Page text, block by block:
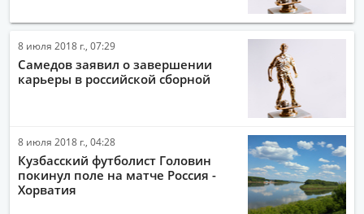
8 июля 2018 г., 07:29
Самедов заявил о завершении
карьеры в российской сборной
8 июля 2018 г., 04:28
Кузбасский футболист Головин
покинул поле на матче Россия -
Хорватия